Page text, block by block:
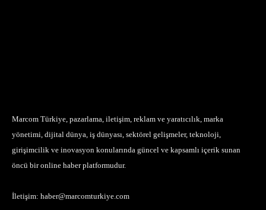
Marcom Türkiye, pazarlama, iletişim, reklam ve yaratıcılık, marka
yönetimi, dijital dünya, iş dünyası, sektörel gelişmeler, teknoloji,
girişimcilik ve inovasyon konularında güncel ve kapsamlı içerik sunan
öncü bir online haber platformudur.
İletişim: haber@marcomturkiye.com